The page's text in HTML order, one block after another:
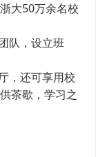
大50万余名校
队，设立班
，还可享用校
茶歇，学习之